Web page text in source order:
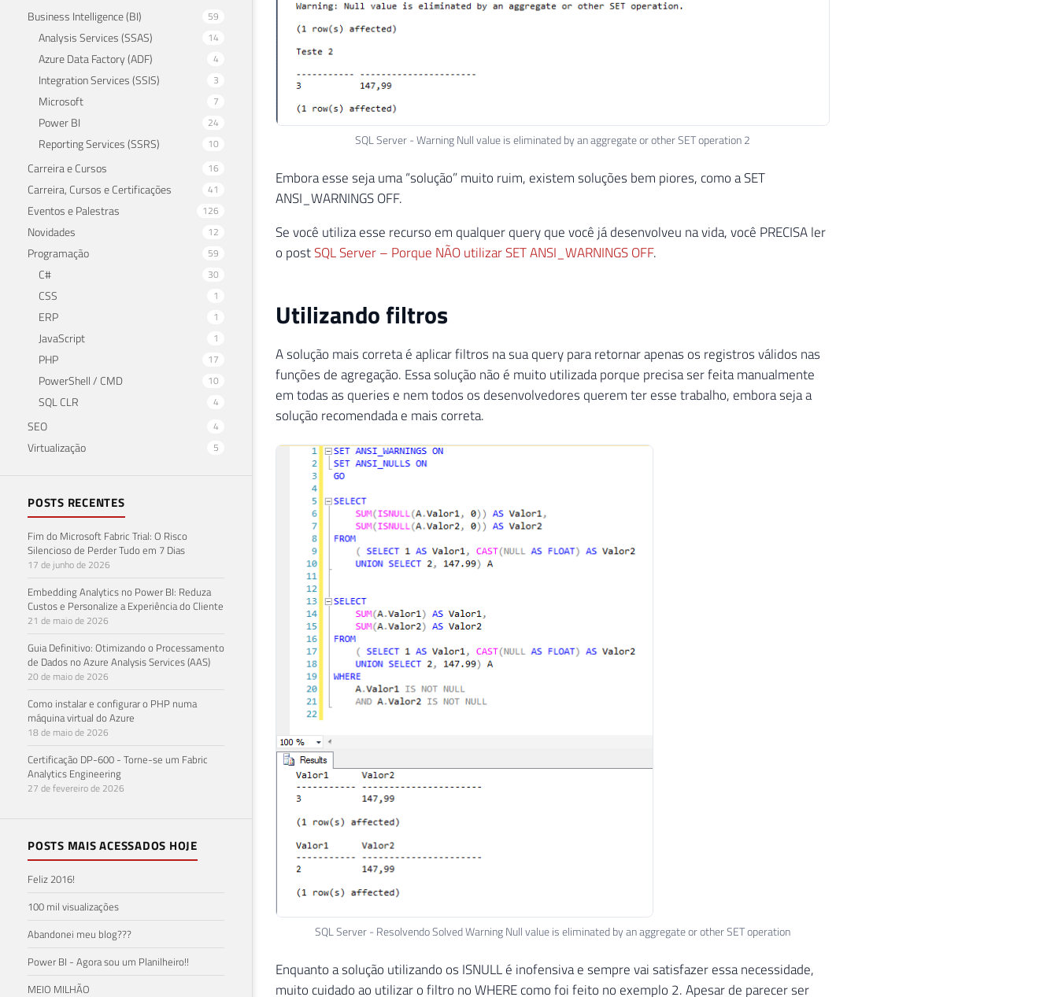
Business Intelligence (BI) 59
Analysis Services (SSAS) 14
Azure Data Factory (ADF) 4
Integration Services (SSIS) 3
Microsoft 7
Power BI 24
Reporting Services (SSRS) 10
Carreira e Cursos 16
Carreira, Cursos e Certificações 41
Eventos e Palestras 126
Novidades 12
Programação 59
C# 30
CSS 1
ERP 1
JavaScript 1
PHP 17
PowerShell / CMD 10
SQL CLR 4
SEO 4
Virtualização 5
POSTS RECENTES
Fim do Microsoft Fabric Trial: O Risco
Silencioso de Perder Tudo em 7 Dias
17 de junho de 2026
Embedding Analytics no Power BI: Reduza
Custos e Personalize a Experiência do Cliente
21 de maio de 2026
Guia Definitivo: Otimizando o Processamento
de Dados no Azure Analysis Services (AAS)
20 de maio de 2026
Como instalar e configurar o PHP numa
máquina virtual do Azure
18 de maio de 2026
Certificação DP-600 - Torne-se um Fabric
Analytics Engineering
27 de fevereiro de 2026
POSTS MAIS ACESSADOS HOJE
Feliz 2016!
100 mil visualizações
Abandonei meu blog???
Power BI - Agora sou um Planilheiro!!
MEIO MILHÃO
SQL Server - Warning Null value is eliminated by an aggregate or other SET operation 2
Embora esse seja uma “solução” muito ruim, existem soluções bem piores, como a SET
ANSI_WARNINGS OFF.
Se você utiliza esse recurso em qualquer query que você já desenvolveu na vida, você PRECISA ler
o postSQL Server – Porque NÃO utilizar SET ANSI_WARNINGS OFF.
Utilizando filtros
A solução mais correta é aplicar filtros na sua query para retornar apenas os registros válidos nas
funções de agregação. Essa solução não é muito utilizada porque precisa ser feita manualmente
em todas as queries e nem todos os desenvolvedores querem ter esse trabalho, embora seja a
solução recomendada e mais correta.
SQL Server - Resolvendo Solved Warning Null value is eliminated by an aggregate or other SET operation
Enquanto a solução utilizando os ISNULL é inofensiva e sempre vai satisfazer essa necessidade,
muito cuidado ao utilizar o filtro no WHERE como foi feito no exemplo 2. Apesar de parecer ser